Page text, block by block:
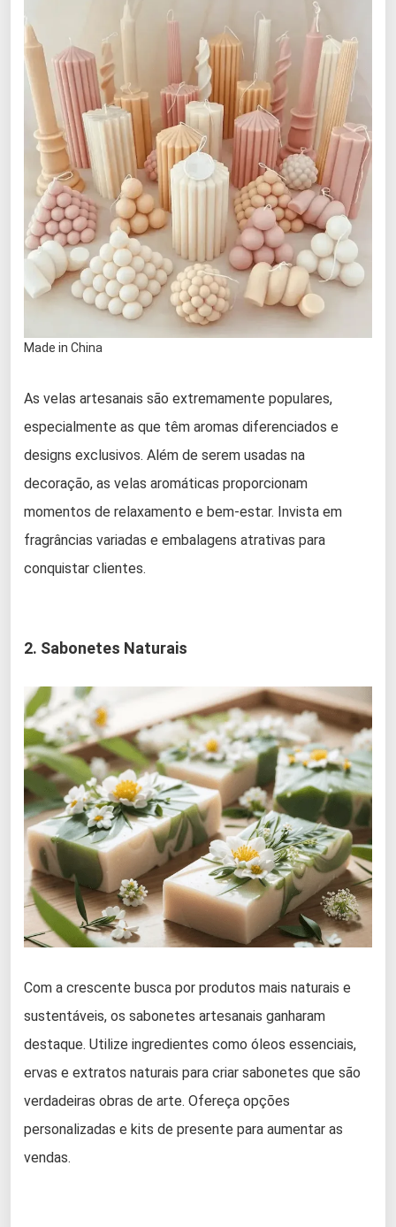
Made in China
As velas artesanais são extremamente populares,
especialmente as que têm aromas diferenciados e
designs exclusivos. Além de serem usadas na
decoração, as velas aromáticas proporcionam
momentos de relaxamento e bem-estar. Invista em
fragrâncias variadas e embalagens atrativas para
conquistar clientes.
2. Sabonetes Naturais
Com a crescente busca por produtos mais naturais e
sustentáveis, os sabonetes artesanais ganharam
destaque. Utilize ingredientes como óleos essenciais,
ervas e extratos naturais para criar sabonetes que são
verdadeiras obras de arte. Ofereça opções
personalizadas e kits de presente para aumentar as
vendas.